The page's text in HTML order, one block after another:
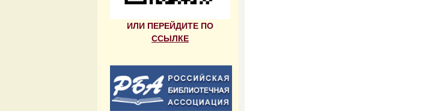
ИЛИ ПЕРЕЙДИТЕ ПО
ССЫЛКЕ